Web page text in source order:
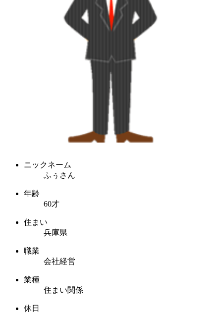
ニックネーム
ふぅさん
年齢
60才
住まい
兵庫県
職業
会社経営
業種
住まい関係
休日